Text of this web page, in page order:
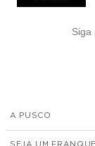
Siga
A PUSCO
SEJA UM